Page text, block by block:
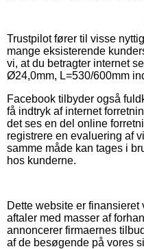
Trustpilot fører til visse
mange eksisterende
vi, at du betragter internet
Ø24,0mm, L=530/600mm
Facebook tilbyder også
få indtryk af internet
det ses en del online
registrere en evaluering af
samme måde kan tages i
hos kunderne.
Dette website er
aftaler med masser af
annoncerer firmaernes
af de besøgende på vores